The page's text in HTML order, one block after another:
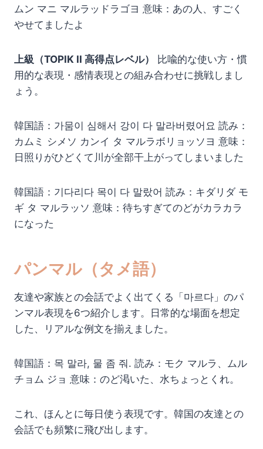
ムン マニ マルラッドラゴヨ 意味：あの人、すごく
やせてましたよ
上級（TOPIK II 高得点レベル）
比喩的な使い方・慣
用的な表現・感情表現との組み合わせに挑戦しまし
ょう。
韓国語：가뭄이 심해서 강이 다 말라버렸어요 読み：
カムミ シメソ カンイ タ マルラボリョッソヨ 意味：
日照りがひどくて川が全部干上がってしまいました
韓国語：기다리다 목이 다 말랐어 読み：キダリダ モ
ギ タ マルラッソ 意味：待ちすぎてのどがカラカラ
になった
パンマル（タメ語）
友達や家族との会話でよく出てくる「마르다」のパ
ンマル表現を6つ紹介します。日常的な場面を想定
した、リアルな例文を揃えました。
韓国語：목 말라, 물 좀 줘. 読み：モク マルラ、ムル
チョム ジョ 意味：のど渇いた、水ちょっとくれ。
これ、ほんとに毎日使う表現です。韓国の友達との
会話でも頻繁に飛び出します。